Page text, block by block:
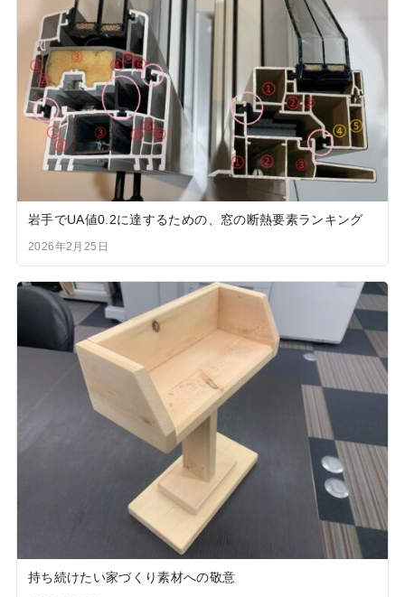
岩手でUA値0.2に達するための、窓の断熱要素ランキング
2026年2月25日
持ち続けたい家づくり素材への敬意